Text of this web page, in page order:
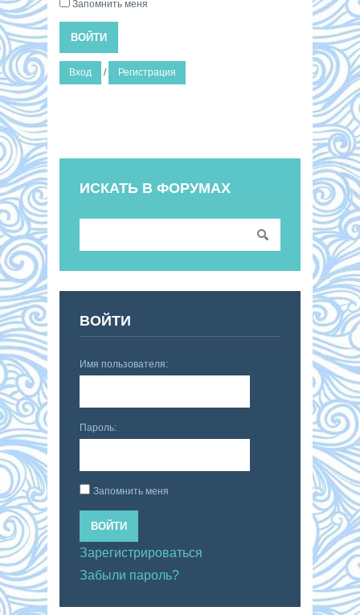
Запомнить меня
ВОЙТИ
Вход / Регистрация
ИСКАТЬ В ФОРУМАХ
ВОЙТИ
Имя пользователя:
Пароль:
Запомнить меня
ВОЙТИ
Зарегистрироваться
Забыли пароль?